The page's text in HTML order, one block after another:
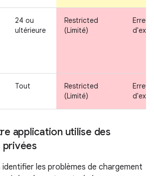
24 ou
ultérieure
Restricted
(Limité)
Erreur
Tout
Restricted
(Limité)
Erreur
application utilise des
privées
identifier les problèmes de chargement